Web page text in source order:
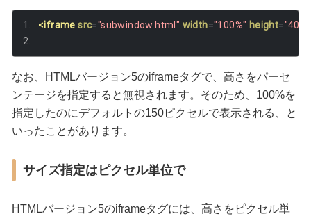
<iframe src="subwindow.html" width="100%" height=
なお、HTMLバージョン5のiframeタグで、高さをパーセ
ンテージを指定すると無視されます。そのため、100%を
指定したのにデフォルトの150ピクセルで表示される、と
いったことがあります。
サイズ指定はピクセル単位で
HTMLバージョン5のiframeタグには、高さをピクセル単